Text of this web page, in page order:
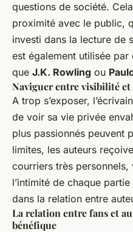
questions de société.
proximité avec le public,
investi dans la lecture de
est également utilisée par
que J.K. Rowling ou
Naviguer entre visibilité
A trop s’exposer,
de voir sa vie privée
plus passionnés peuvent
limites, les auteurs
courriers très
l’intimité de chaque
dans la relation entre
La relation entre fans et
bénéfique